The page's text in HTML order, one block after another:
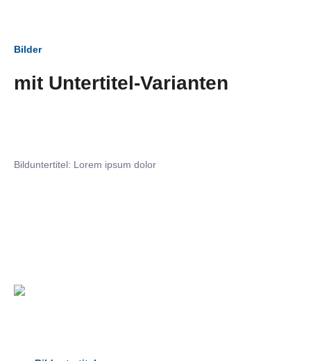
Bilder
mit Untertitel-Varianten
Bilduntertitel: Lorem ipsum dolor